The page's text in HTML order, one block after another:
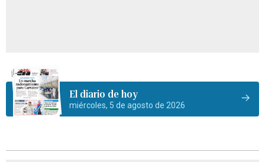
El diario de hoy
miércoles, 5 de agosto de 2026